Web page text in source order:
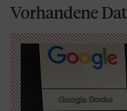
Vorhandene